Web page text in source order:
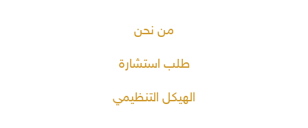
من نحن
طلب استشارة
الهيكل التنظيمي